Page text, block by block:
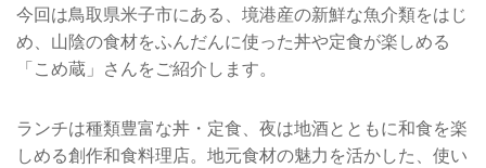
今回は鳥取県米子市にある、境港産の新鮮な魚介類をはじ
め、山陰の食材をふんだんに使った丼や定食が楽しめる
「こめ蔵」さんをご紹介します。
ランチは種類豊富な丼・定食、夜は地酒とともに和食を楽
しめる創作和食料理店。地元食材の魅力を活かした、使い